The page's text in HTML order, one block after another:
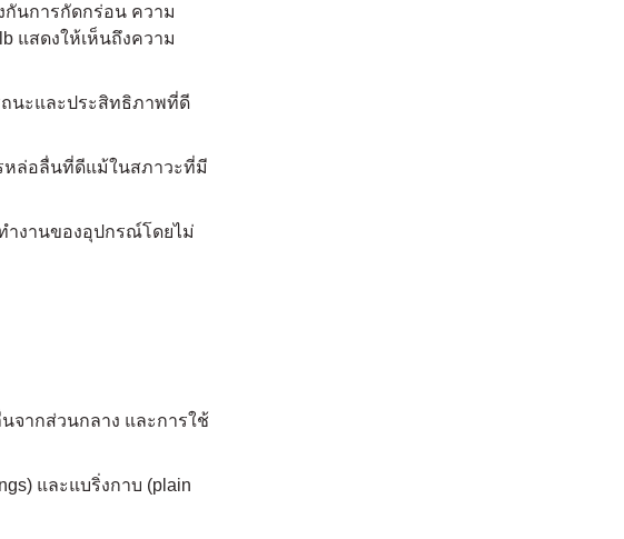
กันการกัดกร่อน ความ
แสดงให้เห็นถึงความ
ถนะและประสิทธิภาพที่ดี
หล่อลื่นที่ดีแม้ในสภาวะที่มี
ำงานของอุปกรณ์โดยไม่
ากส่วนกลาง และการใช้
และแบริ่งกาบ (plain